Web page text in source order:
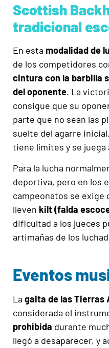
Scottish
tradicional
En esta modalidad de
de los competidores
cintura con la barbilla
del oponente. La
consigue que su
parte que no sean las
suelte del agarre
tiene límites y se juega
Para la lucha
deportiva, pero en los
campeonatos se
lleven kilt (falda
dificultad a los jueces
artimañas de los
Eventos
La gaita de las Tierras
considerada el
prohibida durante
llegó a desaparecer, y